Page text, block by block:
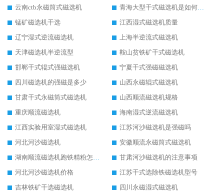
云南ctb永磁筒式磁选机
青海大型干式磁选机是如何选矿的
锰矿磁选机干选
江西湿式磁选机质量
辽宁湿式逆流磁选机
上海半逆流式磁选机
天津磁选机半逆流型
鞍山贫铁矿干式磁选机
邯郸干式辊式强磁选机
宁夏干式强磁磁选机
四川磁选机的强磁是多少
山西永磁辊式磁选机
甘肃干式永磁筒式磁选机
山西顺流磁选机规格
重庆顺流磁选机
海南湿式逆流磁选机
江西实验用室湿式磁选机
江苏河沙磁选机是强磁吗
河北河沙磁选机
安徽顺流永磁筒式磁选机
湖南顺流磁选机跑铁精粉怎么处理
甘肃河沙磁选机的注意事项
河北河沙磁选机价格
江苏干式选除铁磁选机型号
吉林铁矿干选磁选机
四川永磁湿式磁选机